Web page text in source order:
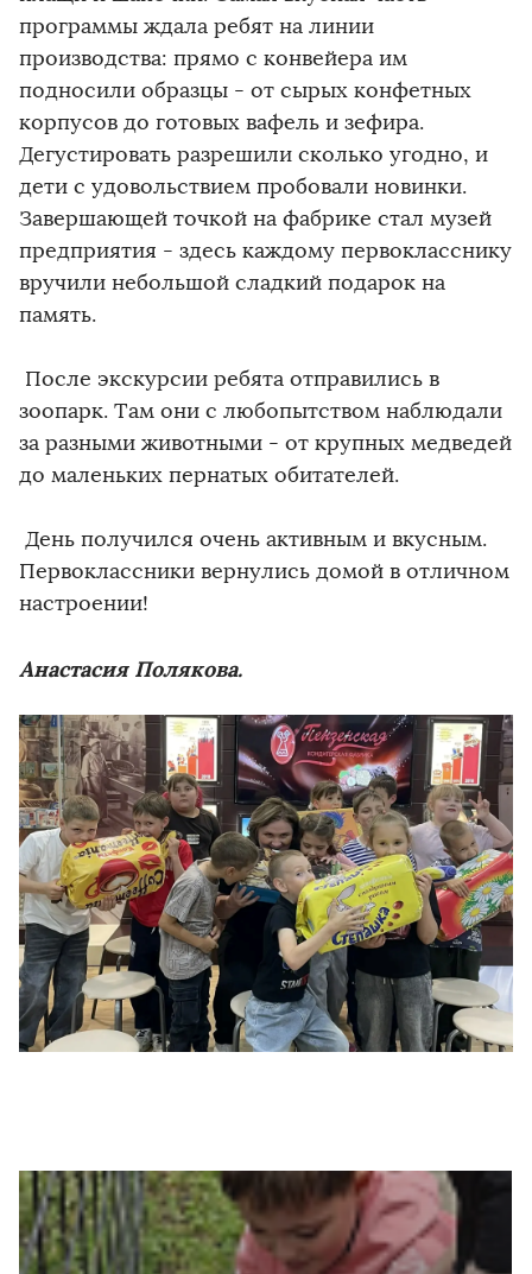
программы ждала ребят на линии
производства: прямо с конвейера им
подносили образцы - от сырых конфетных
корпусов до готовых вафель и зефира.
Дегустировать разрешили сколько угодно, и
дети с удовольствием пробовали новинки.
Завершающей точкой на фабрике стал музей
предприятия - здесь каждому первокласснику
вручили небольшой сладкий подарок на
память.
После экскурсии ребята отправились в
зоопарк. Там они с любопытством наблюдали
за разными животными - от крупных медведей
до маленьких пернатых обитателей.
День получился очень активным и вкусным.
Первоклассники вернулись домой в отличном
настроении!
Анастасия Полякова.